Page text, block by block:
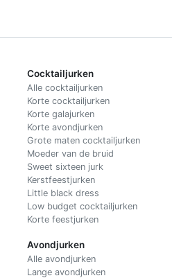
Cocktailjurken
Alle cocktailjurken
Korte cocktailjurken
Korte galajurken
Korte avondjurken
Grote maten cocktailjurken
Moeder van de bruid
Sweet sixteen jurk
Kerstfeestjurken
Little black dress
Low budget cocktailjurken
Korte feestjurken
Avondjurken
Alle avondjurken
Lange avondjurken